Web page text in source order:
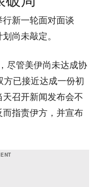
新一轮面对面谈
尚未敲定。
尽管美伊尚未达成协
方已接近达成一份初
召开新闻发布会不
指责伊方，并宣布